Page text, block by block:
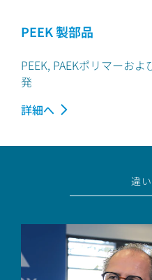
PEEK 製部品
PEEK, PAEKポリマーお
発
詳細へ
違